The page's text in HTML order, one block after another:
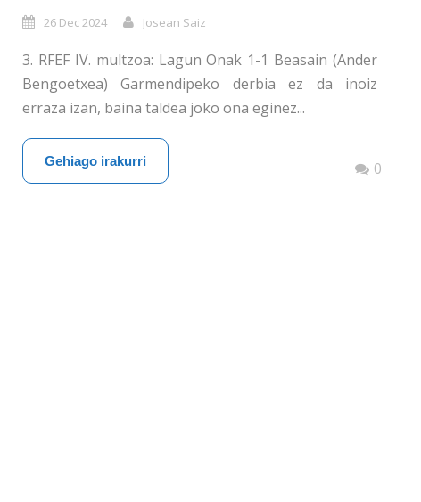
26 Dec 2024 Josean Saiz
3. RFEF IV. multzoa: Lagun Onak 1-1 Beasain (Ander
Bengoetxea) Garmendipeko derbia ez da inoiz
erraza izan, baina taldea joko ona eginez...
Gehiago irakurri 0